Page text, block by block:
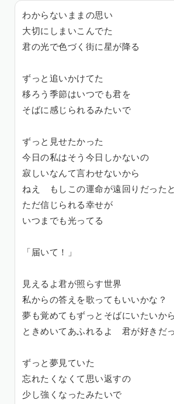
わからないままの思い
大切にしまいこんでた
君の光で色づく街に星が降る
ずっと追いかけてた
移ろう季節はいつでも君を
そばに感じられるみたいで
ずっと見せたかった
今日の私はそう今日しかないの
寂しいなんて言わせないから
ねえ もしこの運命が遠回りだった
ただ信じられる幸せが
いつまでも光ってる
「届いて！」
見えるよ君が照らす世界
私からの答えを歌ってもいいかな？
夢も覚めてもずっとそばにいたいから
ときめいてあふれるよ 君が好きだ
ずっと夢見ていた
忘れたくなくて思い返すの
少し強くなったみたいで